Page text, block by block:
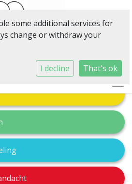
Klein van omvang, volop in beweging
some additional services for
change or withdraw your
I decline That's ok